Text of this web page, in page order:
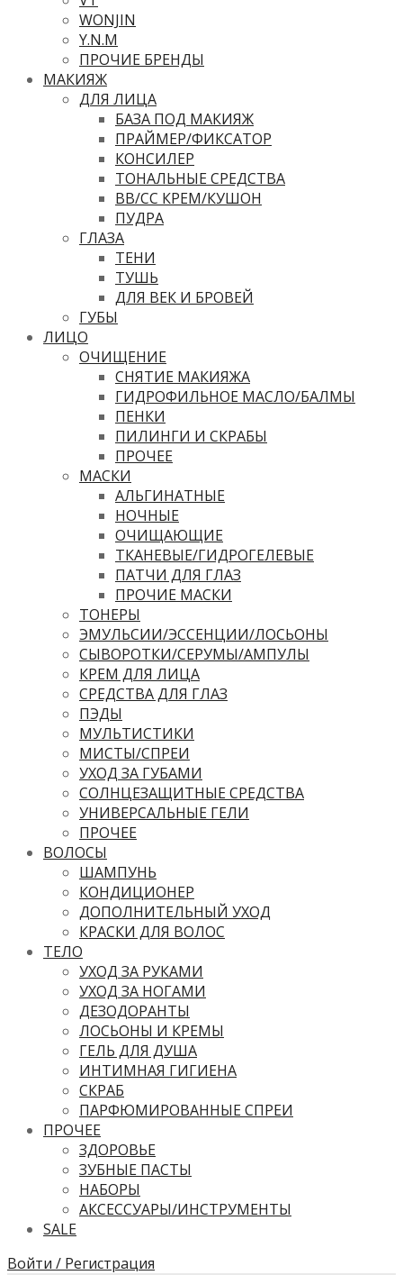
WONJIN
Y.N.M
ПРОЧИЕ БРЕНДЫ
МАКИЯЖ
ДЛЯ ЛИЦА
БАЗА ПОД МАКИЯЖ
ПРАЙМЕР/ФИКСАТОР
КОНСИЛЕР
ТОНАЛЬНЫЕ СРЕДСТВА
ВВ/CC КРЕМ/КУШОН
ПУДРА
ГЛАЗА
ТЕНИ
ТУШЬ
ДЛЯ ВЕК И БРОВЕЙ
ГУБЫ
ЛИЦО
ОЧИЩЕНИЕ
СНЯТИЕ МАКИЯЖА
ГИДРОФИЛЬНОЕ МАСЛО/БАЛМЫ
ПЕНКИ
ПИЛИНГИ И СКРАБЫ
ПРОЧЕЕ
МАСКИ
АЛЬГИНАТНЫЕ
НОЧНЫЕ
ОЧИЩАЮЩИЕ
ТКАНЕВЫЕ/ГИДРОГЕЛЕВЫЕ
ПАТЧИ ДЛЯ ГЛАЗ
ПРОЧИЕ МАСКИ
ТОНЕРЫ
ЭМУЛЬСИИ/ЭССЕНЦИИ/ЛОСЬОНЫ
СЫВОРОТКИ/СЕРУМЫ/АМПУЛЫ
КРЕМ ДЛЯ ЛИЦА
СРЕДСТВА ДЛЯ ГЛАЗ
ПЭДЫ
МУЛЬТИСТИКИ
МИСТЫ/СПРЕИ
УХОД ЗА ГУБАМИ
СОЛНЦЕЗАЩИТНЫЕ СРЕДСТВА
УНИВЕРСАЛЬНЫЕ ГЕЛИ
ПРОЧЕЕ
ВОЛОСЫ
ШАМПУНЬ
КОНДИЦИОНЕР
ДОПОЛНИТЕЛЬНЫЙ УХОД
КРАСКИ ДЛЯ ВОЛОС
ТЕЛО
УХОД ЗА РУКАМИ
УХОД ЗА НОГАМИ
ДЕЗОДОРАНТЫ
ЛОСЬОНЫ И КРЕМЫ
ГЕЛЬ ДЛЯ ДУША
ИНТИМНАЯ ГИГИЕНА
СКРАБ
ПАРФЮМИРОВАННЫЕ СПРЕИ
ПРОЧЕЕ
ЗДОРОВЬЕ
ЗУБНЫЕ ПАСТЫ
НАБОРЫ
АКСЕССУАРЫ/ИНСТРУМЕНТЫ
SALE
Войти / Регистрация